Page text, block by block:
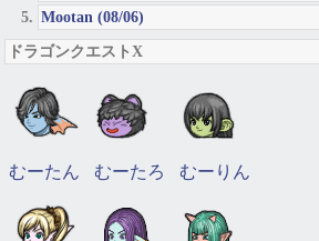
Mootan (08/06)
ドラゴンクエストX
むーたん むーたろ むーりん